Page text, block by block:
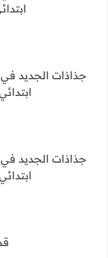
جذاذات الجديد
جذاذات الجديد